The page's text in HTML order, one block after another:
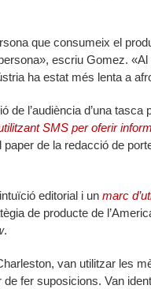
que consumeix el
escriu Gomez. «Al
ha estat més lenta a
l’audiència d’una tasca
SMS per oferir
paper de la redacció de
editorial i un marc
de producte de
.
van utilitzar les
fer suposicions. Van